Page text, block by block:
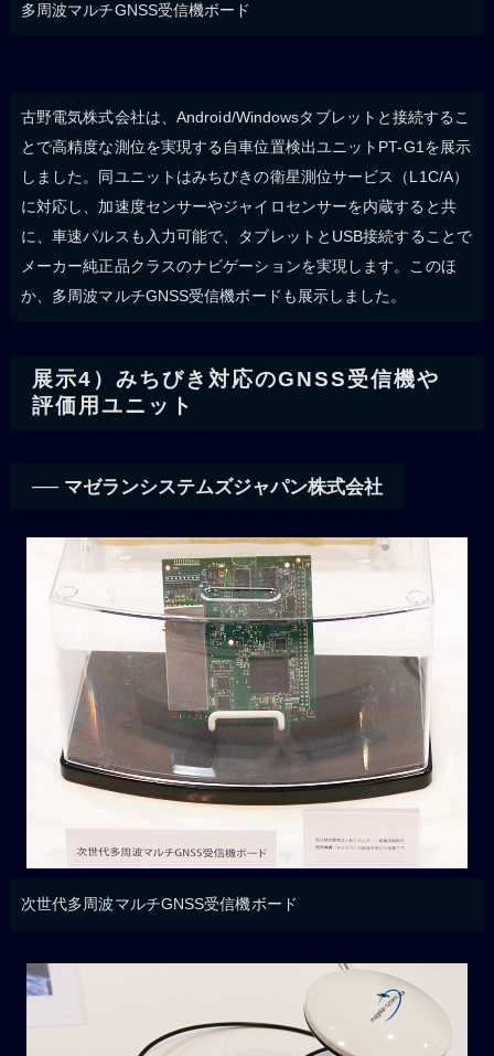
多周波マルチGNSS受信機ボード
古野電気株式会社は、Android/Windowsタブレットと接続するこ
とで高精度な測位を実現する自車位置検出ユニットPT-G1を展示
しました。同ユニットはみちびきの衛星測位サービス（L1C/A）
に対応し、加速度センサーやジャイロセンサーを内蔵すると共
に、車速パルスも入力可能で、タブレットとUSB接続することで
メーカー純正品クラスのナビゲーションを実現します。このほ
か、多周波マルチGNSS受信機ボードも展示しました。
展示4）みちびき対応のGNSS受信機や
評価用ユニット
── マゼランシステムズジャパン株式会社
次世代多周波マルチGNSS受信機ボード